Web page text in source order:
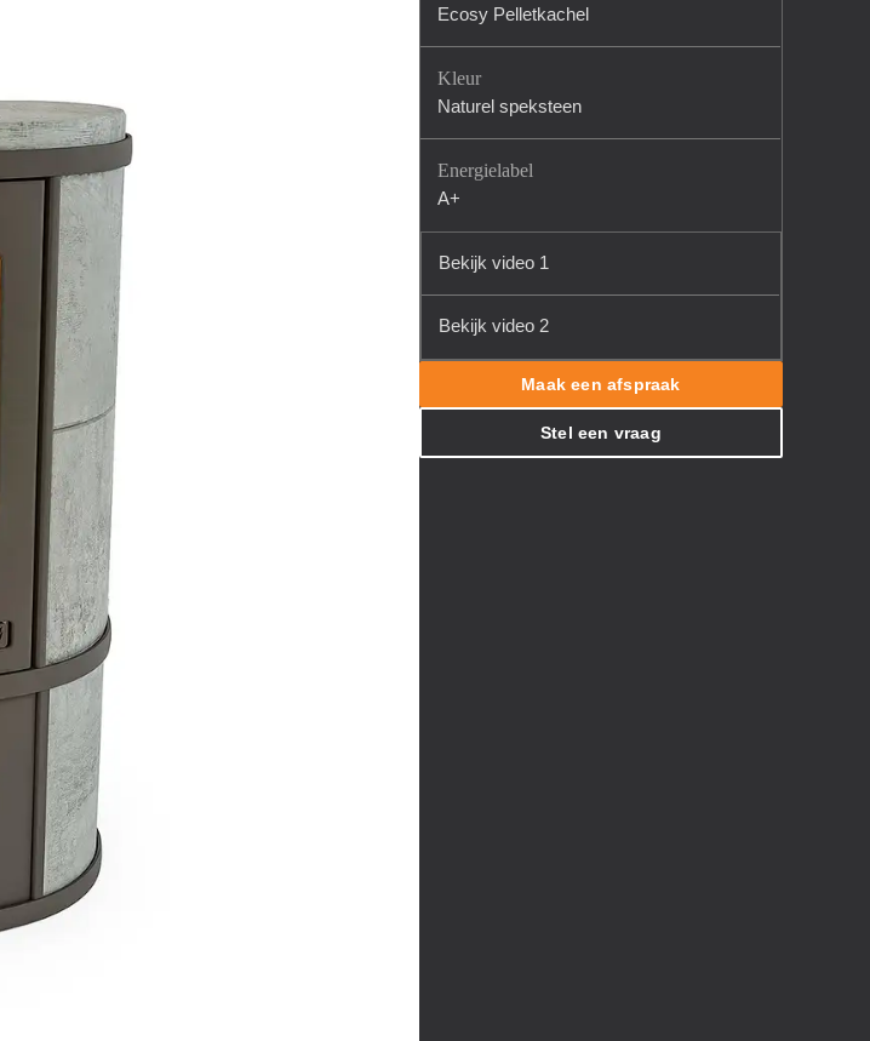
Ecosy Pelletkachel
Kleur
Naturel speksteen
Energielabel
A+
Bekijk video 1
Bekijk video 2
Maak een afspraak
Stel een vraag